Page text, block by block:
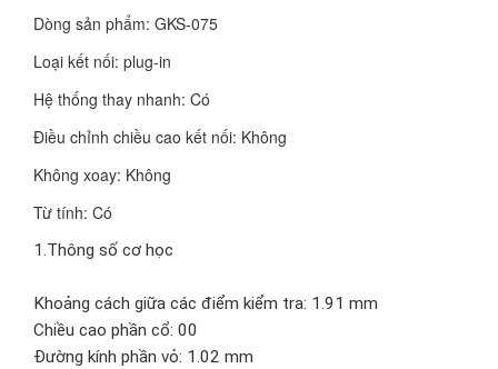
Dòng sản phẩm: GKS-075
Loại kết nối: plug-in
Hệ thống thay nhanh: Có
Điều chỉnh chiều cao kết nối: Không
Không xoay: Không
Từ tính: Có
1.Thông số cơ học
Khoảng cách giữa các điểm kiểm tra: 1.91 mm
Chiều cao phần cổ: 00
Đường kính phần vỏ: 1.02 mm